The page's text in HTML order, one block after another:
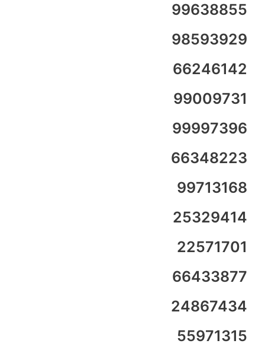
99638855
98593929
66246142
99009731
99997396
66348223
99713168
25329414
22571701
66433877
24867434
55971315